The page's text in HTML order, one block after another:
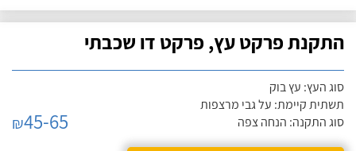
התקנת פרקט עץ, פרקט דו שכבתי
סוג העץ: עץ בוק
תשתית קיימת: על גבי מרצפות
סוג התקנה: הנחה צפה
₪45-65